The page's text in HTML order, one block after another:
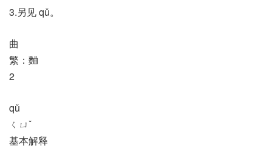
3.另见 qǔ。
曲
繁：麯
2
qǔ
ㄑㄩˇ
基本解释